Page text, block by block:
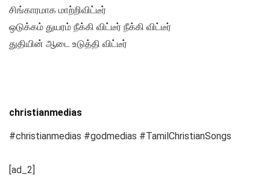
சிங்காரமாக மாற்றிவிட்டீர்
ஒடுக்கம் துயரம் நீக்கி விட்டீர் நீக்கி விட்டீர்
துதியின் ஆடை உடுத்தி விட்டீர்
christianmedias
#christianmedias #godmedias #TamilChristianSongs
[ad_2]